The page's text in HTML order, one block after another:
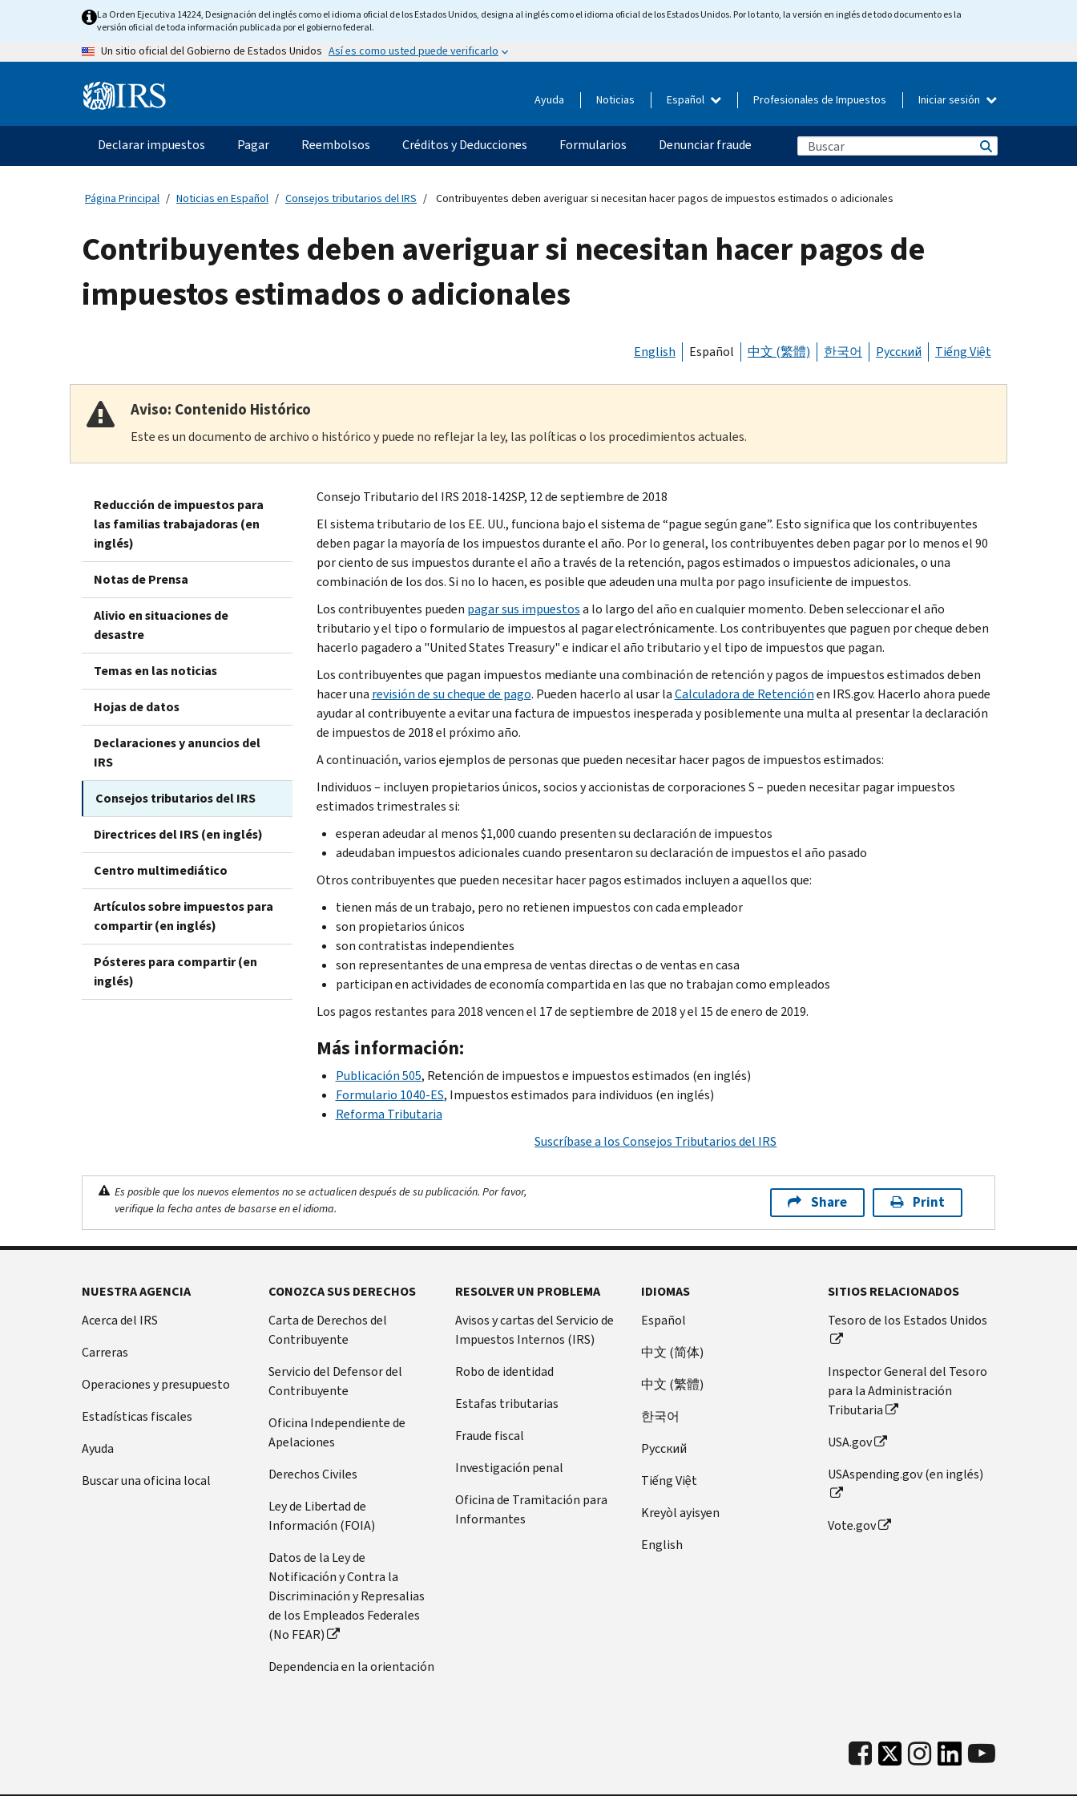
content
La Orden Ejecutiva 14224, Designación del inglés como el idioma oficial de los Estados Unidos, designa al inglés como el idioma oficial de los Estados Unidos. Por lo tanto, la versión en inglés de todo documento es la
versión oficial de toda información publicada por el gobierno federal.
Un sitio oficial del Gobierno de Estados Unidos Así es como usted puede verificarlo
Information Ayuda Noticias Español Profesionales de Impuestos Iniciar sesión
Navegación
principal
Declarar impuestos Pagar Reembolsos Créditos y Deducciones Formularios Denunciar fraude
Página Principal Noticias en Español Consejos tributarios del IRS Contribuyentes deben averiguar si necesitan hacer pagos de impuestos estimados o adicionales
Contribuyentes deben averiguar si necesitan hacer pagos de
impuestos estimados o adicionales
English Español 中文 (繁體) 한국어 Русский Tiếng Việt
Aviso: Contenido Histórico
Este es un documento de archivo o histórico y puede no reflejar la ley, las políticas o los procedimientos actuales.
Reducción de impuestos para
las familias trabajadoras (en
inglés)
Notas de Prensa
Alivio en situaciones de
desastre
Temas en las noticias
Hojas de datos
Declaraciones y anuncios del
IRS
Consejos tributarios del IRS
Directrices del IRS (en inglés)
Centro multimediático
Artículos sobre impuestos para
compartir (en inglés)
Pósteres para compartir (en
inglés)
Consejo Tributario del IRS 2018-142SP, 12 de septiembre de 2018
El sistema tributario de los EE. UU., funciona bajo el sistema de “pague según gane”. Esto significa que los contribuyentes
deben pagar la mayoría de los impuestos durante el año. Por lo general, los contribuyentes deben pagar por lo menos el 90
por ciento de sus impuestos durante el año a través de la retención, pagos estimados o impuestos adicionales, o una
combinación de los dos. Si no lo hacen, es posible que adeuden una multa por pago insuficiente de impuestos.
Los contribuyentes pueden pagar sus impuestosa lo largo del año en cualquier momento. Deben seleccionar el año
tributario y el tipo o formulario de impuestos al pagar electrónicamente. Los contribuyentes que paguen por cheque deben
hacerlo pagadero a "United States Treasury" e indicar el año tributario y el tipo de impuestos que pagan.
Los contribuyentes que pagan impuestos mediante una combinación de retención y pagos de impuestos estimados deben
hacer una revisión de su cheque de pago. Pueden hacerlo al usar laCalculadora de Retenciónen IRS.gov. Hacerlo ahora puede
ayudar al contribuyente a evitar una factura de impuestos inesperada y posiblemente una multa al presentar la declaración
de impuestos de 2018 el próximo año.
A continuación, varios ejemplos de personas que pueden necesitar hacer pagos de impuestos estimados:
Individuos – incluyen propietarios únicos, socios y accionistas de corporaciones S – pueden necesitar pagar impuestos
estimados trimestrales si:
esperan adeudar al menos $1,000 cuando presenten su declaración de impuestos
adeudaban impuestos adicionales cuando presentaron su declaración de impuestos el año pasado
Otros contribuyentes que pueden necesitar hacer pagos estimados incluyen a aquellos que:
tienen más de un trabajo, pero no retienen impuestos con cada empleador
son propietarios únicos
son contratistas independientes
son representantes de una empresa de ventas directas o de ventas en casa
participan en actividades de economía compartida en las que no trabajan como empleados
Los pagos restantes para 2018 vencen el 17 de septiembre de 2018 y el 15 de enero de 2019.
Más información:
Publicación 505, Retención de impuestos e impuestos estimados (en inglés)
Formulario 1040-ES, Impuestos estimados para individuos (en inglés)
Reforma Tributaria
Suscríbase a los Consejos Tributarios del IRS
Es posible que los nuevos elementos no se actualicen después de su publicación. Por favor,
verifique la fecha antes de basarse en el idioma.
Share Print
NUESTRA AGENCIA
Acerca del IRS
Carreras
Operaciones y presupuesto
Estadísticas fiscales
Ayuda
Buscar una oficina local
CONOZCA SUS DERECHOS
Carta de Derechos del
Contribuyente
Servicio del Defensor del
Contribuyente
Oficina Independiente de
Apelaciones
Derechos Civiles
Ley de Libertad de
Información (FOIA)
Datos de la Ley de
Notificación y Contra la
Discriminación y Represalias
de los Empleados Federales
(No FEAR)
Dependencia en la orientación
RESOLVER UN PROBLEMA
Avisos y cartas del Servicio de
Impuestos Internos (IRS)
Robo de identidad
Estafas tributarias
Fraude fiscal
Investigación penal
Oficina de Tramitación para
Informantes
IDIOMAS
Español
中文 (简体)
中文 (繁體)
한국어
Pусский
Tiếng Việt
Kreyòl ayisyen
English
SITIOS RELACIONADOS
Tesoro de los Estados Unidos
Inspector General del Tesoro
para la Administración
Tributaria
USA.gov
USAspending.gov (en inglés)
Vote.gov